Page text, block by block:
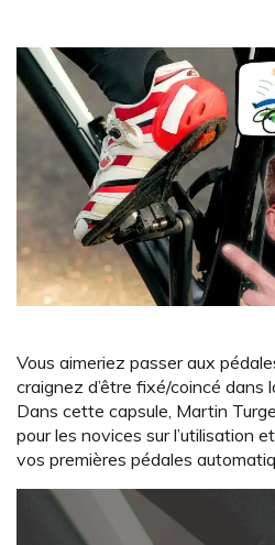
Vous aimeriez passer aux
craignez d’être fixé/coincé dans
Dans cette capsule, Martin
pour les novices sur l’utilisation
vos premières pédales